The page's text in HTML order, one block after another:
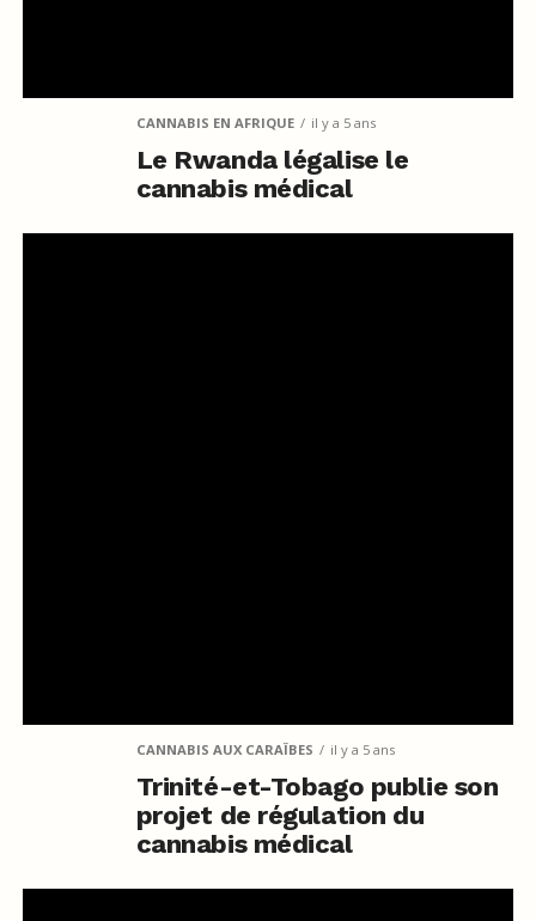
CANNABIS EN AFRIQUE il y a 5 ans
Le Rwanda légalise le
cannabis médical
CANNABIS AUX CARAÏBES il y a 5 ans
Trinité-et-Tobago publie son
projet de régulation du
cannabis médical